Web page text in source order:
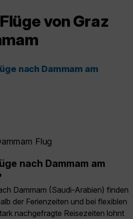
von Graz
nach Dammam am
Flug
nach Dammam am
Dammam (Saudi-Arabien) finden
der Ferienzeiten und bei flexiblen
nachgefragte Reisezeiten lohnt